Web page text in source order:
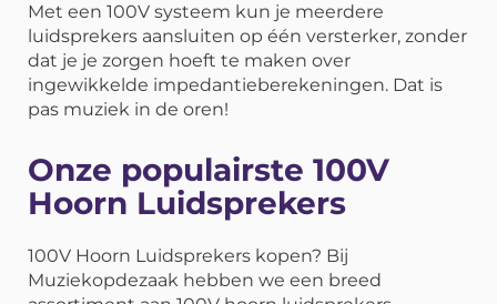
Met een 100V systeem kun je meerdere
luidsprekers aansluiten op één versterker, zonder
dat je je zorgen hoeft te maken over
ingewikkelde impedantieberekeningen. Dat is
pas muziek in de oren!
Onze populairste 100V
Hoorn Luidsprekers
100V Hoorn Luidsprekers kopen? Bij
Muziekopdezaak hebben we een breed